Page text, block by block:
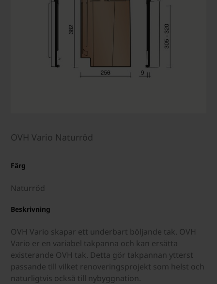
OVH Vario Naturröd
Färg
Naturröd
Beskrivning
OVH Vario skapar ett underbart böljande tak. OVH
Vario er en variabel takpanna och kan ersätta
existerande OVH tak. Detta gör takpannan ytterst
passande till vilket renoveringsprojekt som helst och
naturligtvis också till nybyggnation.